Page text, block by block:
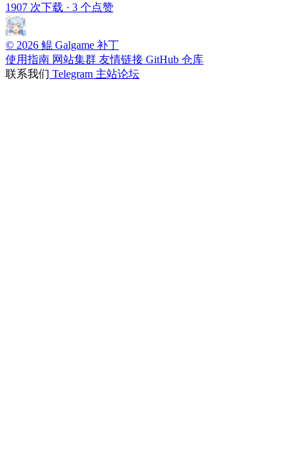
1907 次下载 · 3 个点赞
© 2026 鲲 Galgame 补丁
使用指南 网站集群 友情链接 GitHub 仓库
联系我们 Telegram 主站论坛